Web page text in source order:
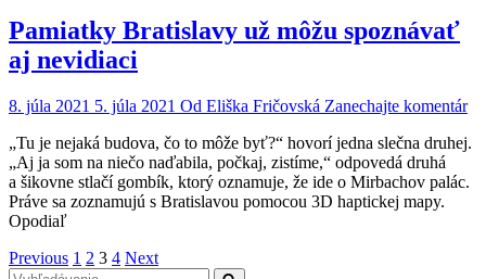
Vojenský
LetoFest
Pamiatky Bratislavy už môžu spoznávať
aj nevidiaci
8. júla 2021 5. júla 2021 Od Eliška Fričovská Zanechajte komentáron
„Tu je nejaká budova, čo to môže byť?“ hovorí jedna slečna druhej.
„Aj ja som na niečo naďabila, počkaj, zistíme,“ odpovedá druhá
a šikovne stlačí gombík, ktorý oznamuje, že ide o Mirbachov palác.
Práve sa zoznamujú s Bratislavou pomocou 3D haptickej mapy.
Opodiaľ
Stránkovanie
Previous Page
1 Page
2 Page
3 Page
4 Next